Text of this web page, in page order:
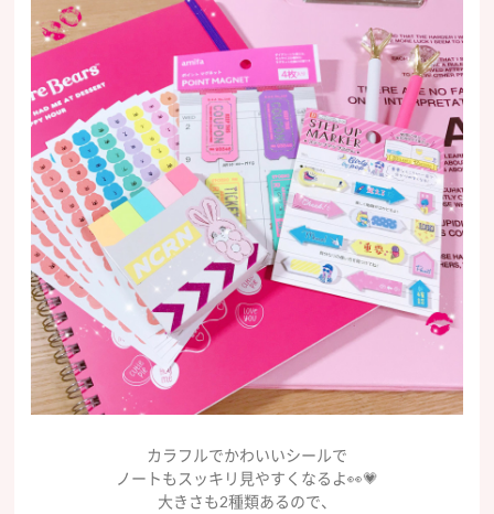
カラフルでかわいいシールで
ノートもスッキリ見やすくなるよ👀💗
大きさも2種類あるので、